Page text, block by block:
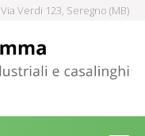
Via Verdi 123, Seregno (MB)